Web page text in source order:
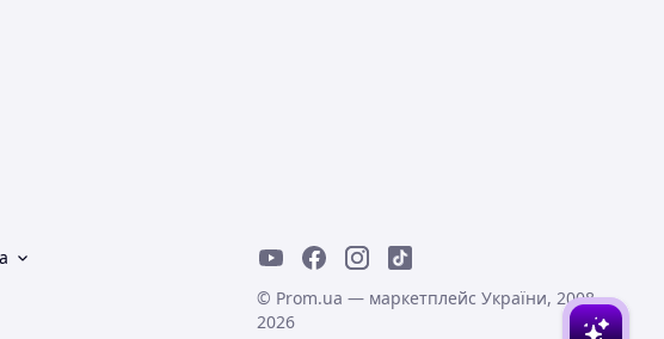
© Prom.ua — маркетплейс України, 2008-
2026